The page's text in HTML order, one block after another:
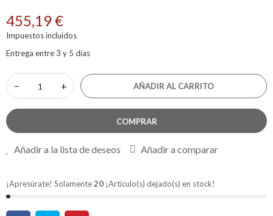
455,19 €
Impuestos incluidos
Entrega entre 3 y 5 días
− + AÑADIR AL CARRITO
COMPRAR
Añadir a la lista de deseos Añadir a comparar
¡Apresúrate! Solamente20 ¡Artículo(s) dejado(s) en stock!